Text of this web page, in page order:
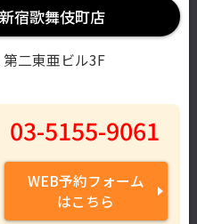
宿歌舞伎町店
二東亜ビル3F
03-5155-9061
WEB予約フォーム
はこちら